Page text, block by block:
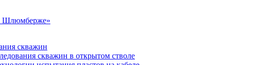
скважин
скважин в открытом стволе